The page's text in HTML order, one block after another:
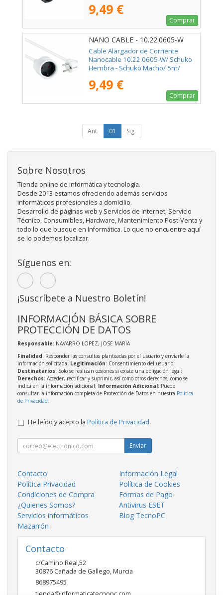
9,49 €
Comprar
NANO CABLE - 10.22.0605-W
Cable Alargador de Corriente
Nanocable 10.22.0605-W/ Schuko
Hembra - Schuko Macho/ 5m/
9,49 €
Comprar
Ant. 01 Sig.
Sobre Nosotros
Tienda online de informática y tecnología.
Desde 2013 estamos ofreciendo además servicios
informáticos profesionales a domicilio.
Desarrollo de páginas web y Servicios de Internet, Servicio
Técnico, Consumibles, Hardware, Mantenimiento Post-Venta y
todo lo que busque en Informática. Lo que no encuentre aquí
se lo podemos localizar.
Síguenos en:
¡Suscríbete a Nuestro Boletín!
INFORMACIÓN BÁSICA SOBRE
PROTECCIÓN DE DATOS
Responsable: NAVARRO LOPEZ, JOSE MARIA
Finalidad: Responder las consultas planteadas por el usuario y enviarle la
información solicitada; Legitimación: Consentimiento del usuario;
Destinatarios: Solo se realizan cesiones si existe una obligación legal;
Derechos: Acceder, rectificar y suprimir, así como otros derechos, como se
indica en la información adicional; Información Adicional: Puede
consultar la información completa de Protección de Datos en nuestra Política
de Privacidad.
He leído y acepto la Política de Privacidad.
Enviar
Contacto
Información Legal
Política Privacidad
Política de Cookies
Condiciones de Compra
Formas de Pago
¿Quienes Somos?
Antivirus ESET
Servicios informáticos
Mazarrón
Blog TecnoPC
Contacto
c/Camino Real,52
30876 Cañada de Gallego,Murcia
868975495